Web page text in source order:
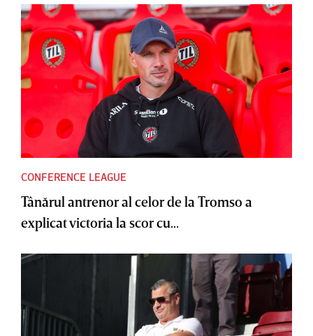
CONFERENCE LEAGUE
Tânărul antrenor al celor de la Tromso a
explicat victoria la scor cu...